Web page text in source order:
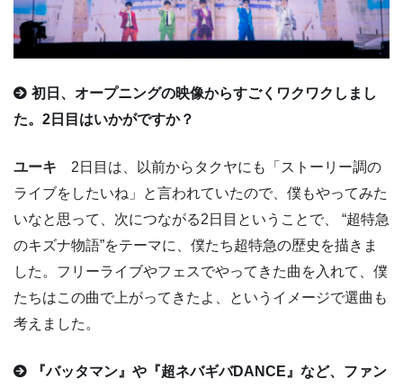
初日、オープニングの映像からすごくワクワクしまし
た。2日目はいかがですか？
ユーキ 2日目は、以前からタクヤにも「ストーリー調の
ライブをしたいね」と言われていたので、僕もやってみた
いなと思って、次につながる2日目ということで、 “超特急
のキズナ物語”をテーマに、僕たち超特急の歴史を描きま
した。フリーライブやフェスでやってきた曲を入れて、僕
たちはこの曲で上がってきたよ、というイメージで選曲も
考えました。
『バッタマン』や『超ネバギバDANCE』など、ファン